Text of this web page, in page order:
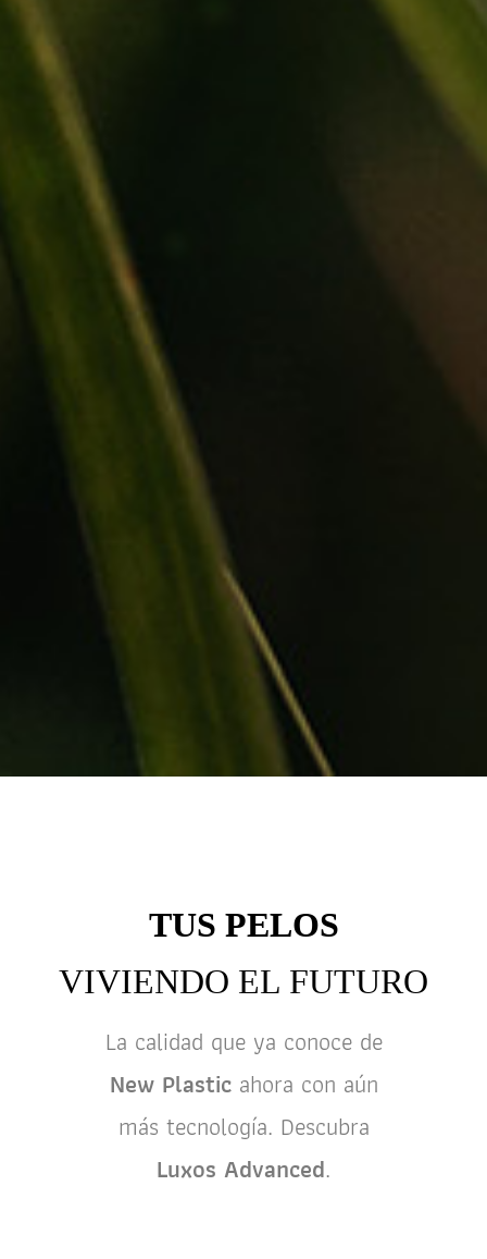
TUS PELOS
VIVIENDO EL FUTURO
La calidad que ya conoce de
New Plasticahora con aún
más tecnología. Descubra
Luxos Advanced.